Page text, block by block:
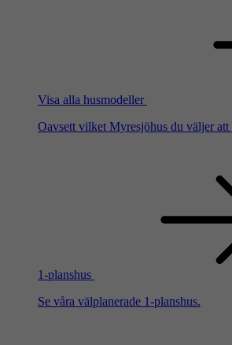
Visa alla husmodeller
Oavsett vilket Myresjöhus du väljer
1-planshus
Se våra välplanerade 1-planshus.